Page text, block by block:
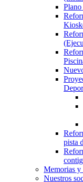
pista
Memorias
Nuestros